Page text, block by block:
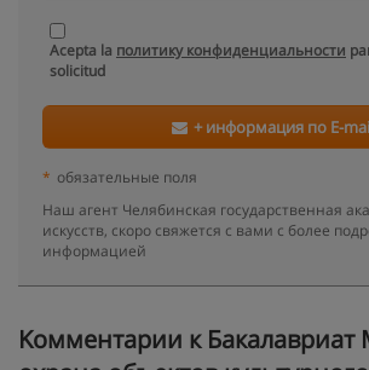
Acepta la политику конфиденциальности
solicitud
+ информация по E-
* обязательные поля
Наш агент Челябинская государственная
искусств, скоро свяжется с вами с более
информацией
Kомментарии к Бакалавриат